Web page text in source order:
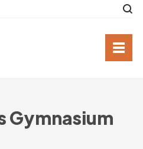
Gymnasium